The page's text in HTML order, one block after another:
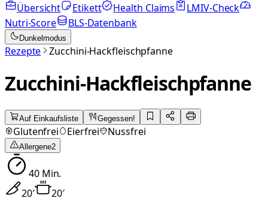
Übersicht
Etikett Health Claims
LMIV-Check
Nutri-Score
BLS-Datenbank
Dunkelmodus
Rezepte Zucchini-Hackfleischpfanne
Zucchini-Hackfleischpfanne
Auf Einkaufsliste Gegessen!
Glutenfrei Eierfrei Nussfrei
Allergene2
40Min.
20′ 20′